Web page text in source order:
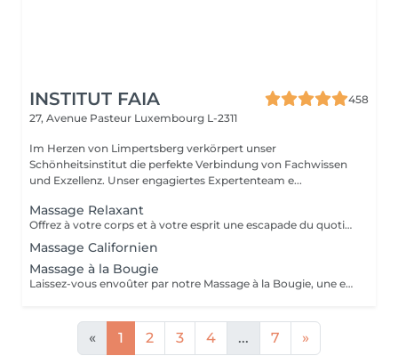
INSTITUT FAIA
458
27, Avenue Pasteur Luxembourg L-2311
Im Herzen von Limpertsberg verkörpert unser
Schönheitsinstitut die perfekte Verbindung von Fachwissen
und Exzellenz. Unser engagiertes Expertenteam e...
Massage Relaxant
Offrez à votre corps et à votre esprit une escapade du quotidien avec notre Massage Relaxant. Conçu pour apaiser les muscles tendus et l'esprit agité, ce massage est une invitation à la tranquillité. Les gestes doux et enveloppants vous plongent dans un état de détente profonde, éliminant le stress et favorisant une relaxation totale. Laissez-vous dorloter, ressourcez-vous et repartez avec un sourire apaisé.
Massage Californien
Massage à la Bougie
Laissez-vous envoûter par notre Massage à la Bougie, une expérience sensorielle unique. La chaleur douce et apaisante de la cire fondue associée à des mouvements délicats vous transporte dans un cocon de relaxation. Vos sens seront comblés par les parfums apaisants de nos bougies spécialement conçues. Plongez dans un état de béatitude et ressortez avec une peau soyeuse et un esprit apaisé.
« 1 2 3 4 ... 7 »